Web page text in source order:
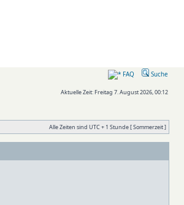
FAQ Suche
Aktuelle Zeit: Freitag 7. August 2026, 00:12
Alle Zeiten sind UTC + 1 Stunde [ Sommerzeit ]